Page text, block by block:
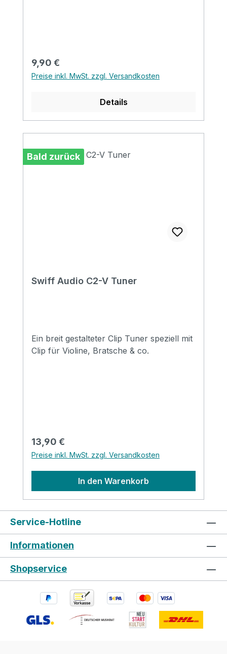
Regulärer Preis:
9,90 €
Preise inkl. MwSt. zzgl. Versandkosten
Details
Bald zurück
Swiff Audio C2-V Tuner
Ein breit gestalteter Clip Tuner speziell mit
Clip für Violine, Bratsche & co.
Regulärer Preis:
13,90 €
Preise inkl. MwSt. zzgl. Versandkosten
In den Warenkorb
Service-Hotline
Informationen
Shopservice